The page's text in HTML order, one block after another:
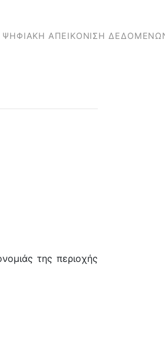
ΨΗΦΙΑΚΗ ΑΠΕΙΚΟΝΙΣΗ
της περιοχής